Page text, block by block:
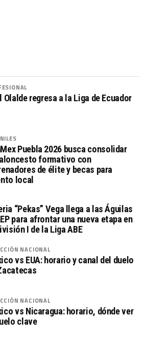
Olalde regresa a la Liga de Ecuador
Puebla 2026 busca consolidar
formativo con
de élite y becas para
local
“Pekas” Vega llega a las Águilas
para afrontar una nueva etapa en
I de la Liga ABE
NACIONAL
vs EUA: horario y canal del duelo
NACIONAL
vs Nicaragua: horario, dónde ver
clave